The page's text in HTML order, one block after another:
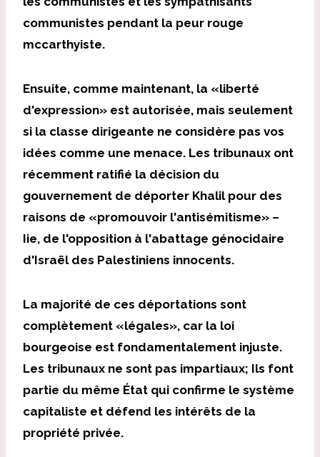
communistes pendant la peur rouge
mccarthyiste.
Ensuite, comme maintenant, la «liberté
d'expression» est autorisée, mais seulement
si la classe dirigeante ne considère pas vos
idées comme une menace. Les tribunaux ont
récemment ratifié la décision du
gouvernement de déporter Khalil pour des
raisons de «promouvoir l'antisémitisme» –
Iie, de l'opposition à l'abattage génocidaire
d'Israël des Palestiniens innocents.
La majorité de ces déportations sont
complètement «légales», car la loi
bourgeoise est fondamentalement injuste.
Les tribunaux ne sont pas impartiaux; Ils font
partie du même État qui confirme le système
capitaliste et défend les intérêts de la
propriété privée.